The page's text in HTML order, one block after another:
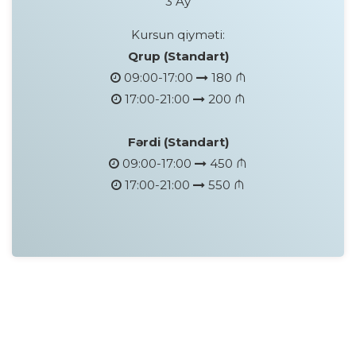
Kursun qiyməti:
Qrup (Standart)
09:00-17:00
180 ₼
17:00-21:00
200 ₼
Fərdi (Standart)
09:00-17:00
450 ₼
17:00-21:00
550 ₼